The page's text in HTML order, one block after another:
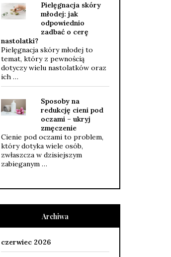
Pielęgnacja skóry
młodej: jak
odpowiednio
zadbać o cerę
nastolatki?
Pielęgnacja skóry młodej to
temat, który z pewnością
dotyczy wielu nastolatków oraz
ich …
Sposoby na
redukcję cieni pod
oczami – ukryj
zmęczenie
Cienie pod oczami to problem,
który dotyka wiele osób,
zwłaszcza w dzisiejszym
zabieganym …
Archiwa
czerwiec 2026